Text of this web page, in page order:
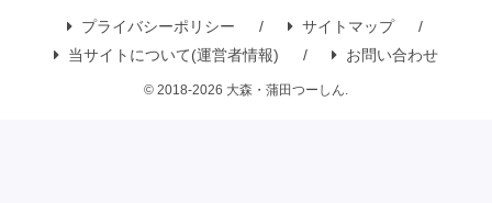
プライバシーポリシー
サイトマップ
当サイトについて(運営者情報)
お問い合わせ
© 2018-2026 大森・蒲田つーしん.